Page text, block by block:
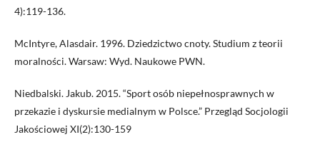
4):119-136.
McIntyre, Alasdair. 1996. Dziedzictwo cnoty. Studium z teorii
moralności. Warsaw: Wyd. Naukowe PWN.
Niedbalski. Jakub. 2015. “Sport osób niepełnosprawnych w
przekazie i dyskursie medialnym w Polsce.” Przegląd Socjologii
Jakościowej XI(2):130-159